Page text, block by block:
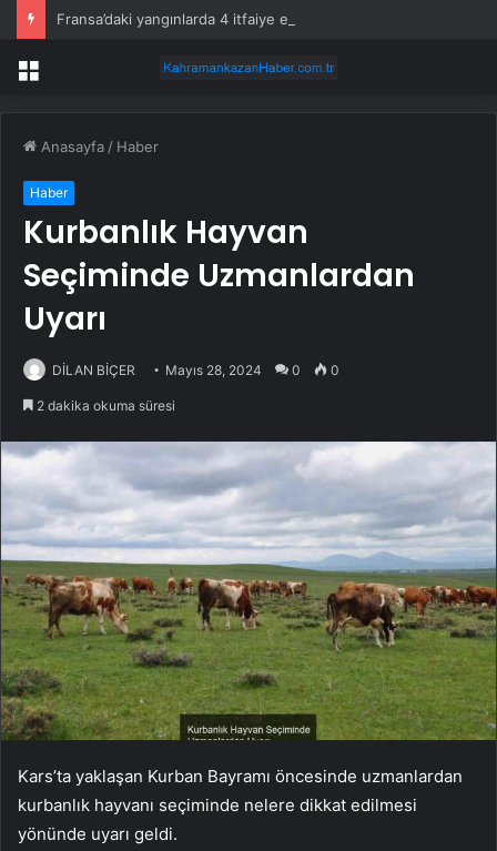
Fransa’daki yangınlarda 4 itfaiye eri hayatını kaybetti
Menü
Anasayfa / Haber
Haber
Kurbanlık Hayvan
Seçiminde Uzmanlardan
Uyarı
DİLAN BİÇER Mayıs 28, 2024 0 0
2 dakika okuma süresi
Kars’ta yaklaşan Kurban Bayramı öncesinde uzmanlardan
kurbanlık hayvanı seçiminde nelere dikkat edilmesi
yönünde uyarı geldi.